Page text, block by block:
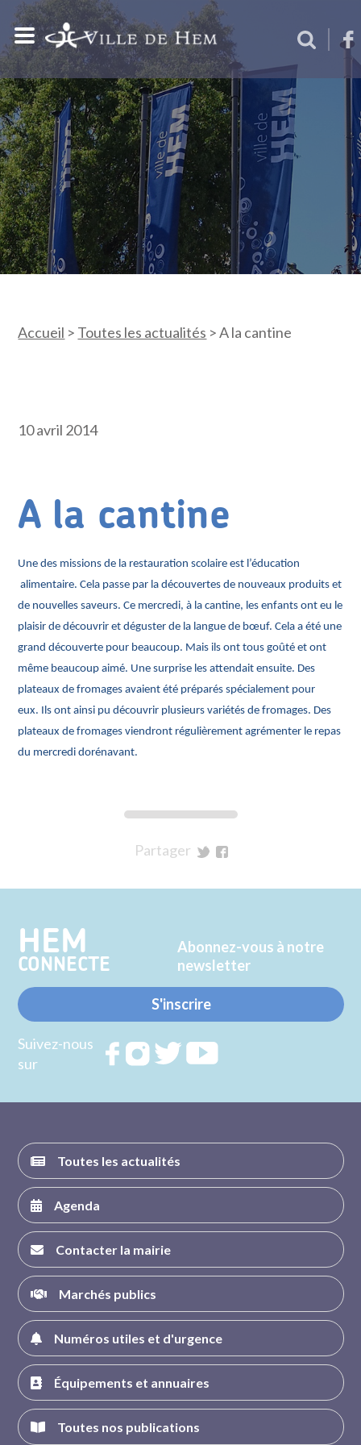
Accueil > Toutes les actualités >A la cantine
10 avril 2014
A la cantine
Une des missions de la restauration scolaire est l’éducation
alimentaire. Cela passe par la découvertes de nouveaux produits et
de nouvelles saveurs. Ce mercredi, à la cantine, les enfants ont eu le
plaisir de découvrir et déguster de la langue de bœuf. Cela a été une
grand découverte pour beaucoup. Mais ils ont tous goûté et ont
même beaucoup aimé. Une surprise les attendait ensuite. Des
plateaux de fromages avaient été préparés spécialement pour
eux. Ils ont ainsi pu découvrir plusieurs variétés de fromages. Des
plateaux de fromages viendront régulièrement agrémenter le repas
du mercredi dorénavant.
Partager
Twitter
Facebook
HEM
CONNECTE
Abonnez-vous à notre
newsletter
S'inscrire
Suivez-nous
sur
RejoignezRejoignezRejoignez
Toutes les actualités
Agenda
Contacter la mairie
Marchés publics
Numéros utiles et d'urgence
Équipements et annuaires
Toutes nos publications